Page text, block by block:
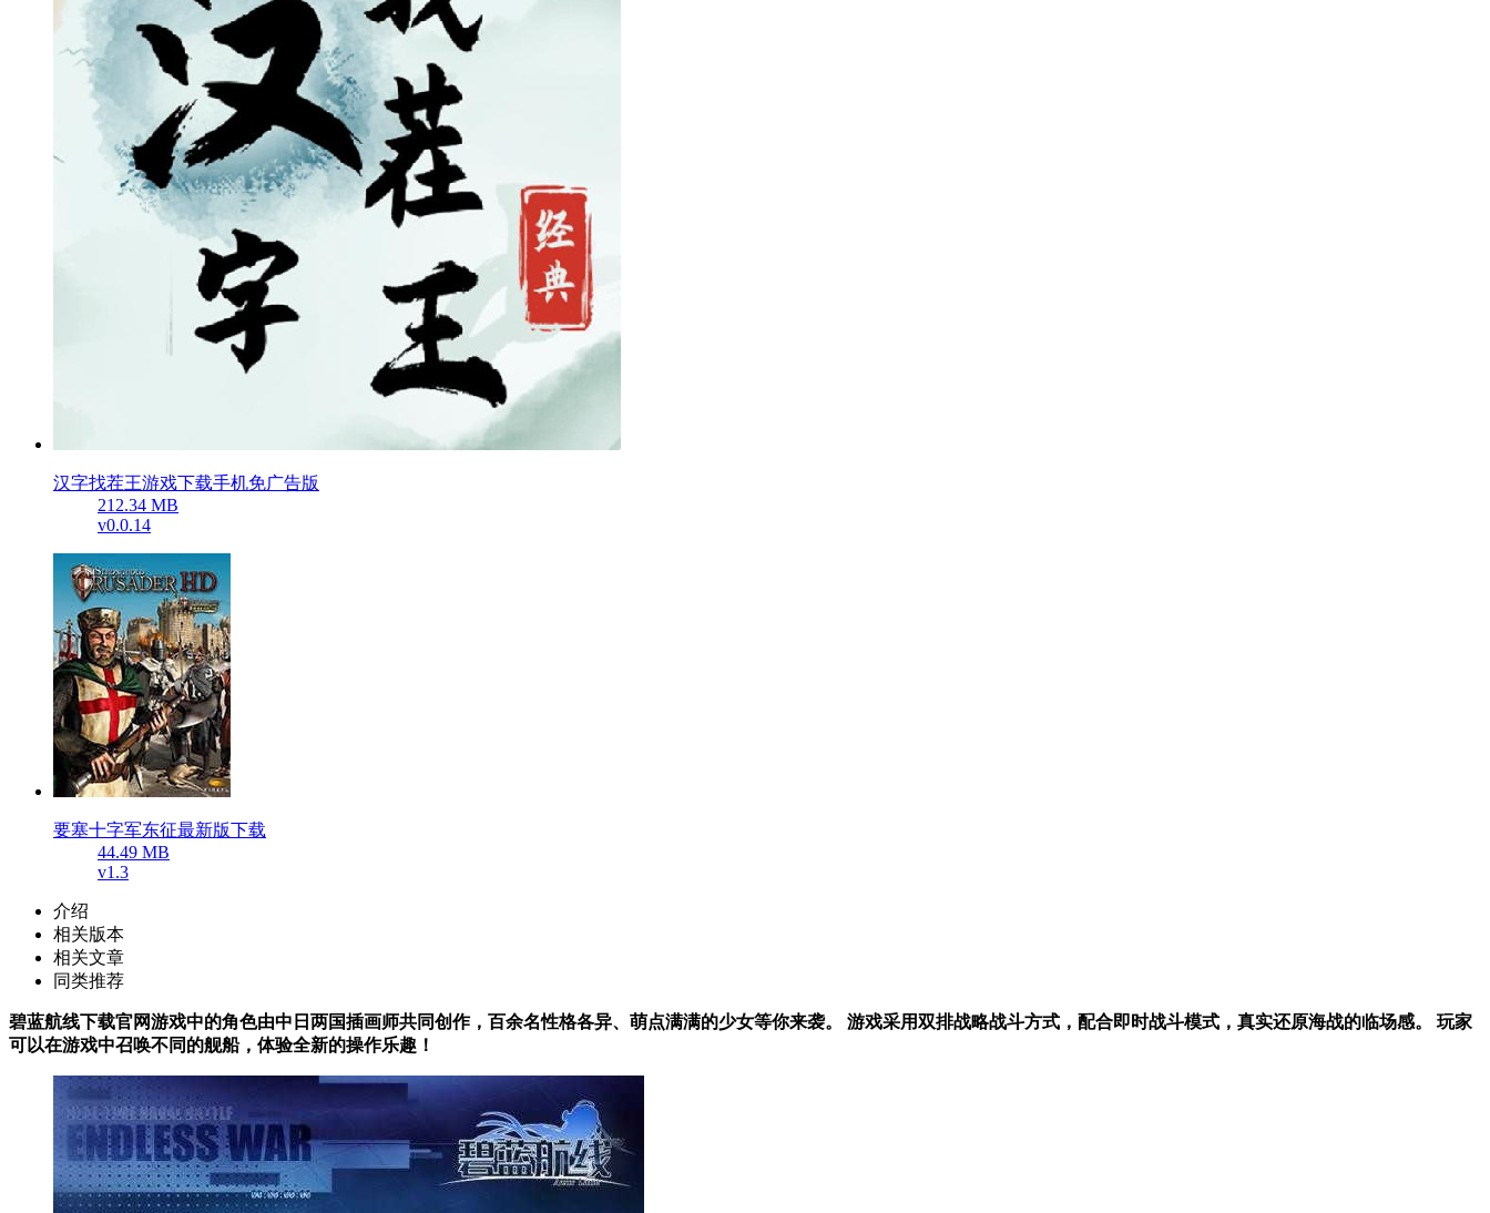
汉字找茬王游戏下载手机免广告版
212.34 MB
v0.0.14
要塞十字军东征最新版下载
44.49 MB
v1.3
介绍
相关版本
相关文章
同类推荐
碧蓝航线下载官网游戏中的角色由中日两国插画师共同创作，百余名性格各异、萌点满满的少女等你来袭。 游戏采用双排战略战斗方式，配合即时战斗模式，真实还原海战的临场感。 玩家
可以在游戏中召唤不同的舰船，体验全新的操作乐趣！